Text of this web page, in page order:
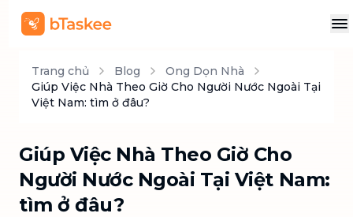
Trang chủ Blog
Ong Dọn Nhà
Giúp Việc Nhà Theo Giờ Cho Người Nước Ngoài Tại
Việt Nam: tìm ở đâu?
Giúp Việc Nhà Theo Giờ Cho
Người Nước Ngoài Tại Việt Nam:
tìm ở đâu?